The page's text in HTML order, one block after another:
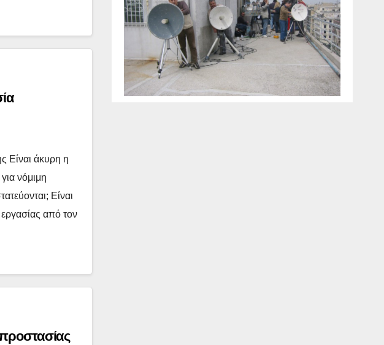
Είναι άκυρη η
νόμιμη
Είναι
από τον